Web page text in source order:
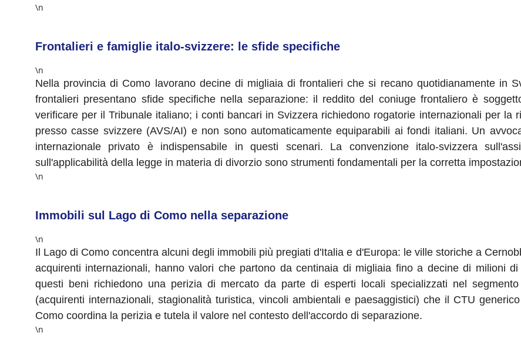
\n
Frontalieri e famiglie italo-svizzere: le sfide specifiche
\n
Nella provincia di Como lavorano decine di migliaia di frontalieri che si recano quotidianamente in
frontalieri presentano sfide specifiche nella separazione: il reddito del coniuge frontaliero è
verificare per il Tribunale italiano; i conti bancari in Svizzera richiedono rogatorie internazionali per la
presso casse svizzere (AVS/AI) e non sono automaticamente equiparabili ai fondi italiani. Un
internazionale privato è indispensabile in questi scenari. La convenzione italo-svizzera
sull'applicabilità della legge in materia di divorzio sono strumenti fondamentali per la corretta
\n
Immobili sul Lago di Como nella separazione
\n
Il Lago di Como concentra alcuni degli immobili più pregiati d'Italia e d'Europa: le ville storiche a
acquirenti internazionali, hanno valori che partono da centinaia di migliaia fino a decine di milioni
questi beni richiedono una perizia di mercato da parte di esperti locali specializzati nel
(acquirenti internazionali, stagionalità turistica, vincoli ambientali e paesaggistici) che il CTU
Como coordina la perizia e tutela il valore nel contesto dell'accordo di separazione.
\n